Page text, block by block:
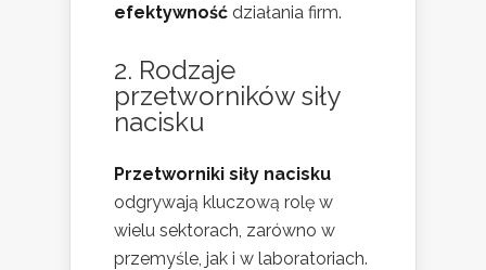
efektywność działania firm.
2. Rodzaje
przetworników siły
nacisku
Przetworniki siły nacisku
odgrywają kluczową rolę w
wielu sektorach, zarówno w
przemyśle, jak i w laboratoriach.